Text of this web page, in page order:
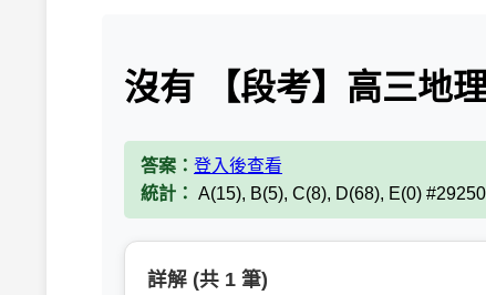
沒有 【段考】高三地
答案： 登入後查看
統計： A(15), B(5), C(8), D(68), E(0)
詳解 (共 1 筆)